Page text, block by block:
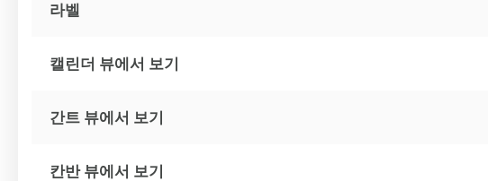
라벨
캘린더 뷰에서 보기
간트 뷰에서 보기
칸반 뷰에서 보기